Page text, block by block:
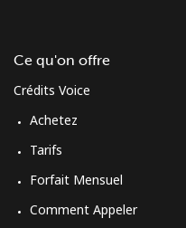
Ce qu'on offre
Crédits Voice
Achetez
Tarifs
Forfait Mensuel
Comment Appeler